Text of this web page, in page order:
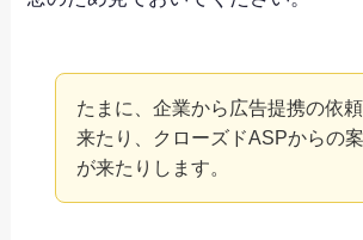
たまに、企業から広告提携の依
来たり、クローズドASPからの
が来たりします。